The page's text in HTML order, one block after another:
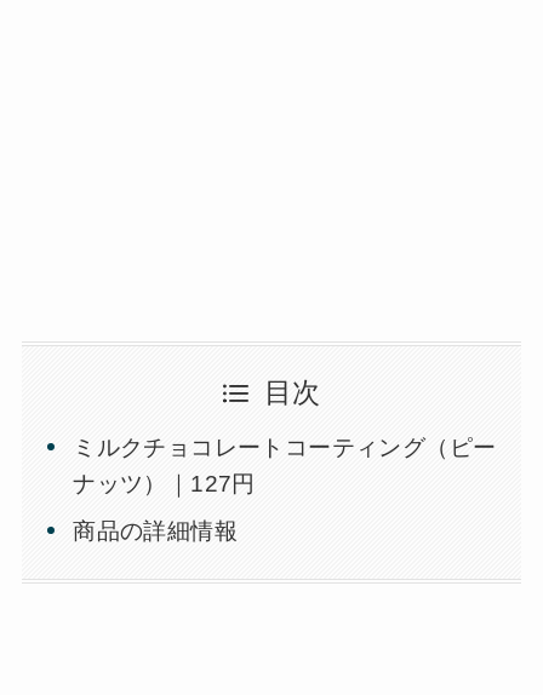
目次
ミルクチョコレートコーティング（ピー
ナッツ）｜127円
商品の詳細情報